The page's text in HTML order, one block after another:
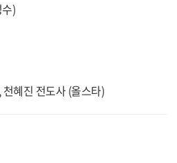
)
혜진 전도사 (올스타)